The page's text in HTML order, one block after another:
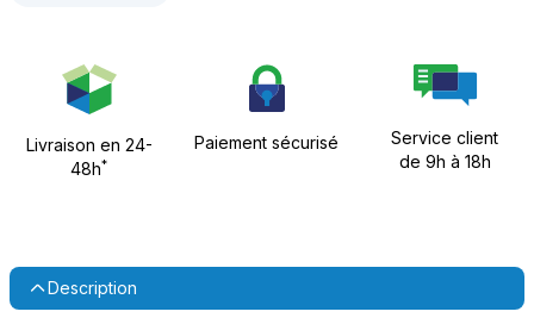
Livraison en 24-
48h*
Paiement sécurisé
Service client
de 9h à 18h
Description